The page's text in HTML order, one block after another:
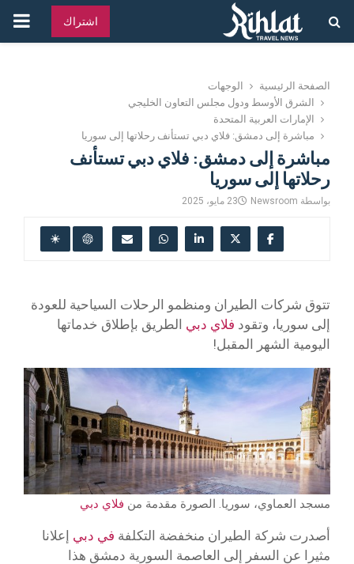
اشتراك
الصفحة الرئيسية
الوجهات
الشرق الأوسط ودول مجلس التعاون الخليجي
الإمارات العربية المتحدة
مباشرة إلى دمشق: فلاي دبي تستأنف رحلاتها إلى سوريا
مباشرة إلى دمشق: فلاي دبي تستأنف
رحلاتها إلى سوريا
بواسطة Newsroom 23 مايو، 2025
تتوق شركات الطيران ومنظمو الرحلات السياحية للعودة
إلى سوريا، وتقود فلاي دبي الطريق بإطلاق خدماتها
اليومية الشهر المقبل!
مسجد العماوي، سوريا. الصورة مقدمة من فلاي دبي
أصدرت شركة الطيران منخفضة التكلفة في دبي إعلانا
مثيرا عن السفر إلى العاصمة السورية دمشق هذا